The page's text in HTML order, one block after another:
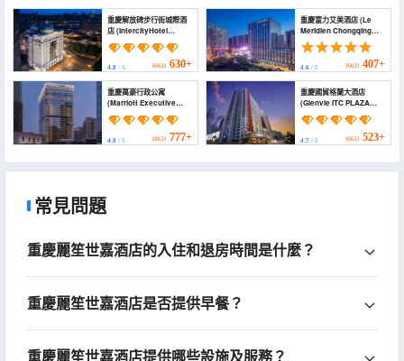
重慶解放碑步行街城際酒
店 (IntercityHotel
Chongqing Jiefangbei
Pedestrian Street)
4.8 / 5 HKD 630+
重慶富力艾美酒店 (Le
Meridien Chongqing
Nan'an)
4.6/ 5 HKD 407+
重慶萬豪行政公寓
(Marriott Executive
Apartments
Chongqing)
4.8 / 5 HKD 777+
重慶國貿格蘭大酒店
(Glenvie ITC PLAZA
Chongqing)
4.7/ 5 HKD 523+
常見問題
重慶麗笙世嘉酒店的入住和退房時間是什麼？
重慶麗笙世嘉酒店是否提供早餐？
重慶麗笙世嘉酒店提供哪些設施及服務？